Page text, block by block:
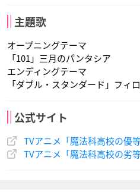
声優：石飛恵里花
主題歌
オープニングテーマ
「101」三月のパンタシア
エンディングテーマ
「ダブル・スタンダード」フィ
公式サイト
TVアニメ「魔法科高校の優
TVアニメ「魔法科高校の劣